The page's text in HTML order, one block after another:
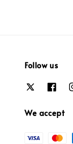
Follow us
We accept